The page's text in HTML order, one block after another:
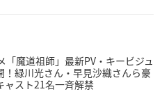
木村良平
花慎之介
「魔道祖師」最新PV・キービジュ
！緑川光さん・早見沙織さんら豪
ャスト21名一斉解禁